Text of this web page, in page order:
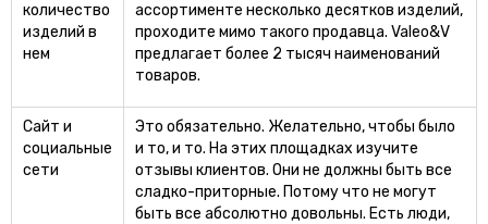
количество
изделий в
нем
ассортименте несколько десятков изделий,
проходите мимо такого продавца. Valeo&V
предлагает более 2 тысяч наименований
товаров.
Сайт и
социальные
сети
Это обязательно. Желательно, чтобы было
и то, и то. На этих площадках изучите
отзывы клиентов. Они не должны быть все
сладко-приторные. Потому что не могут
быть все абсолютно довольны. Есть люди,